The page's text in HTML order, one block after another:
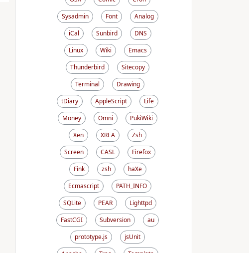
Sysadmin
Font
Analog
iCal
Sunbird
DNS
Linux
Wiki
Emacs
Thunderbird
Sitecopy
Terminal
Drawing
tDiary
AppleScript
Life
Money
Omni
PukiWiki
Xen
XREA
Zsh
Screen
CASL
Firefox
Fink
zsh
haXe
Ecmascript
PATH_INFO
SQLite
PEAR
Lighttpd
FastCGI
Subversion
au
prototype.js
jsUnit